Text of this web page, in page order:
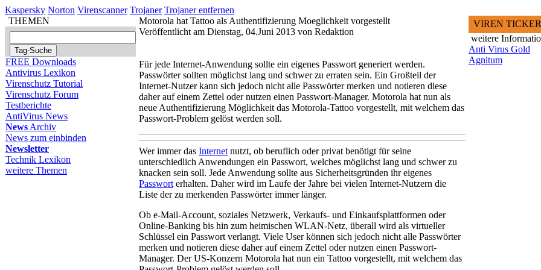
Kaspersky Norton Virenscanner Trojaner Trojaner entfernen
THEMEN
FREE Downloads
Antivirus Lexikon
Virenschutz Tutorial
Virenschutz Forum
Testberichte
AntiVirus News
News Archiv
News zum einbinden
Newsletter
Technik Lexikon
weitere Themen
Motorola hat Tattoo als Authentifizierung Moeglichkeit vorgestellt
Veröffentlicht am Dienstag, 04.Juni 2013 von Redaktion
Für jede Internet-Anwendung sollte ein eigenes Passwort generiert werden.
Passwörter sollten möglichst lang und schwer zu erraten sein. Ein Großteil der
Internet-Nutzer kann sich jedoch nicht alle Passwörter merken und notieren diese
daher auf einem Zettel oder nutzen einen Passwort-Manager. Motorola hat nun als
neue Authentifizierung Möglichkeit das Motorola-Tattoo vorgestellt, mit welchem das
Passwort-Problem gelöst werden soll.
Wer immer das Internet nutzt, ob beruflich oder privat benötigt für seine
unterschiedlich Anwendungen ein Passwort, welches möglichst lang und schwer zu
knacken sein soll. Jede Anwendung sollte aus Sicherheitsgründen ihr eigenes
Passwort erhalten. Daher wird im Laufe der Jahre bei vielen Internet-Nutzern die
Liste der zu merkenden Passwörter immer länger.
Ob e-Mail-Account, soziales Netzwerk, Verkaufs- und Einkaufsplattformen oder
Online-Banking bis hin zum heimischen WLAN-Netz, überall wird als virtueller
Schlüssel ein Passwort verlangt. Viele User können sich jedoch nicht alle Passwörter
merken und notieren diese daher auf einem Zettel oder nutzen einen Passwort-
Manager. Der US-Konzern Motorola hat nun ein Tattoo vorgestellt, mit welchem das
VIREN TICKER
weitere
Anti Virus Gold
Agnitum